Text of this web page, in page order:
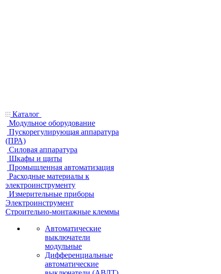
Каталог
Модульное оборудование
Пускорегулирующая аппаратура
(ПРА)
Силовая аппаратура
Шкафы и щиты
Промышленная автоматизация
Расходные материалы к
электроинструменту
Измерительные приборы
Электроинструмент
Строительно-монтажные клеммы
Автоматические
выключатели
модульные
Дифференциальные
автоматические